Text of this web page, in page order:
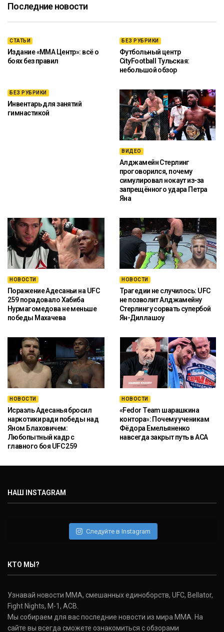
Последние новости
СТАТЬИ
Издание «ММА Центр»: всё о
боях без правил
БЕЗ РУБРИКИ
Футбольный центр
CityFootball Тульская:
небольшой обзор
БЕЗ РУБРИКИ
Инвентарь для занятий
гимнастикой
ВИДЕО
Алджамейн Стерлинг
проговорился, почему
симулировал нокаут из-за
запрещённого удара Петра
Яна
НОВОСТИ
Поражение Адесаньи на UFC
259 порадовало Хабиба
Нурмагомедова не меньше
победы Махачева
НОВОСТИ
Трагедии не случилось: UFC
не позволит Алджамейну
Стерлингу сорвать супербой
Ян-Диллашоу
НОВОСТИ
Исраэль Адесанья бросил
наркотики ради победы над
Яном Блаховичем:
Любопытный кадр с
главного боя UFC 259
НОВОСТИ
«Fedor Team шарашкина
контора»: Почему ученикам
Фёдора Емельяненко
навсегда закрыт путь в ACA
НАШ INSTAGRAM
Следуйте в Instagram
КТО МЫ?
Узнавай новости ММА, смешанных единоборств, UFC, Bellator,
Fight Nights, M-1, ACB.
Мы собираем для вас последние новости из мира ММА. На
сайте вы всегда сможете ознакомиться с обзорами